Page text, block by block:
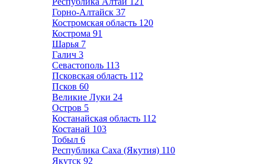
Горно-Алтайск 37
Костромская область 120
Кострома 91
Шарья 7
Галич 3
Севастополь 113
Псковская область 112
Псков 60
Великие Луки 24
Остров 5
Костанайская область 112
Костанай 103
Тобыл 6
Республика Саха (Якутия) 110
Якутск 92